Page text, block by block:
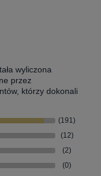
wyliczona
przez
którzy dokonali
(191)
(12)
(2)
(0)